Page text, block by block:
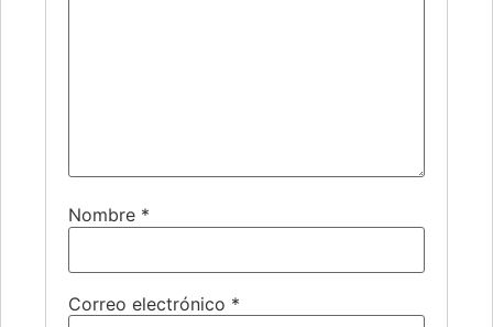
Nombre *
Correo electrónico *